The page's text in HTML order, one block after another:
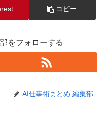
コピー
をフォローする
AI仕事術まとめ 編集部